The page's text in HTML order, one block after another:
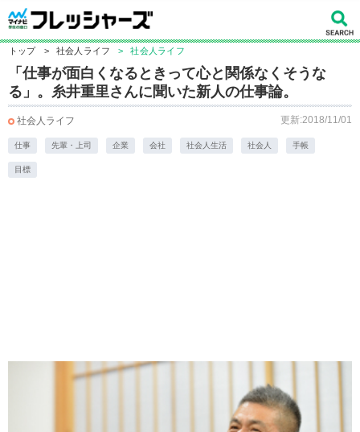
トップ > 社会人ライフ > 社会人ライフ
「仕事が面白くなるときって心と関係なくそうな
る」。糸井重里さんに聞いた新人の仕事論。
社会人ライフ 更新:2018/11/01
仕事 先輩・上司 企業 会社 社会人生活 社会人 手帳
目標